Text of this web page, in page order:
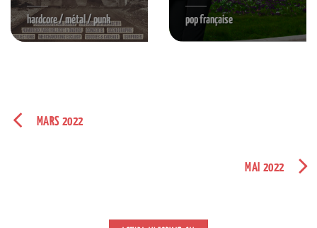
hardcore / métal / punk pop française
MARS 2022
MAI 2022